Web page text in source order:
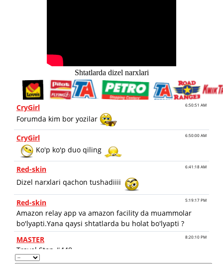
Shtatlarda dizel narxlari